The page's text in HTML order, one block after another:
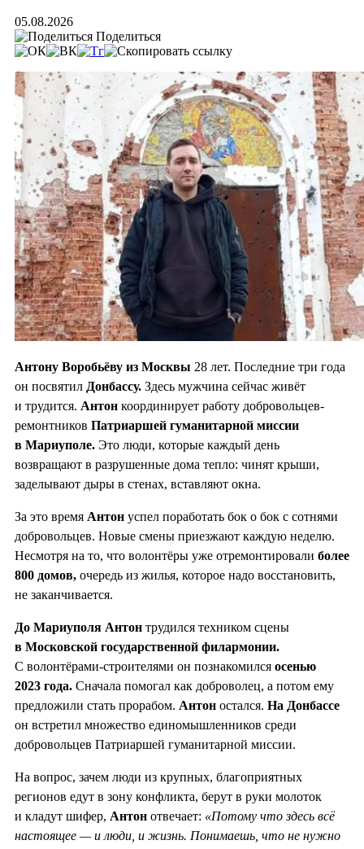
05.08.2026
Поделиться
Антону Воробьёву из Москвы 28 лет. Последние три года
он посвятил Донбассу. Здесь мужчина сейчас живёт
и трудится. Антон координирует работу добровольцев-
ремонтников Патриаршей гуманитарной миссии
в Мариуполе. Это люди, которые каждый день
возвращают в разрушенные дома тепло: чинят крыши,
заделывают дыры в стенах, вставляют окна.
За это время Антон успел поработать бок о бок с сотнями
добровольцев. Новые смены приезжают каждую неделю.
Несмотря на то, что волонтёры уже отремонтировали более
800 домов, очередь из жилья, которое надо восстановить,
не заканчивается.
До Мариуполя Антон трудился техником сцены
в Московской государственной филармонии.
С волонтёрами-строителями он познакомился осенью
2023 года. Сначала помогал как доброволец, а потом ему
предложили стать прорабом. Антон остался. На Донбассе
он встретил множество единомышленников среди
добровольцев Патриаршей гуманитарной миссии.
На вопрос, зачем люди из крупных, благоприятных
регионов едут в зону конфликта, берут в руки молоток
и кладут шифер, Антон отвечает: «Потому что здесь всё
настоящее — и люди, и жизнь. Понимаешь, что не нужно